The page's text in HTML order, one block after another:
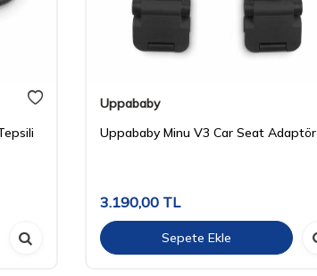
Uppababy
Uppababy Minu V3 Car Seat Adaptör
3.190,00TL
Sepete Ekle